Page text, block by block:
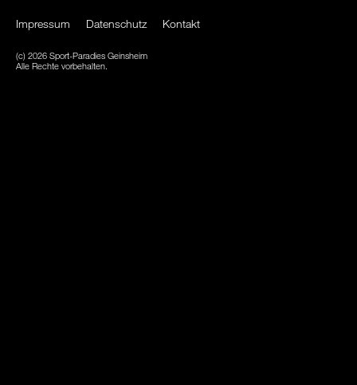
Impressum Datenschutz Kontakt
(c) 2026 Sport-Paradies Geinsheim
Alle Rechte vorbehalten.